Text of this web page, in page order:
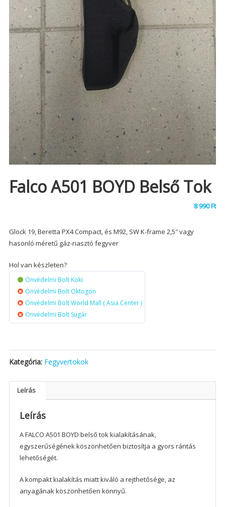
Falco A501 BOYD Belső Tok
8 990Ft
Glock 19, Beretta PX4 Compact, és M92, SW K-frame 2,5″ vagy
hasonló méretű gáz-riasztó fegyver
Hol van készleten?
Önvédelmi Bolt Köki
Önvédelmi Bolt Oktogon
Önvédelmi Bolt World Mall ( Asia Center )
Önvédelmi Bolt Sugár
Kategória: Fegyvertokok
Leírás
Leírás
A FALCO A501 BOYD belső tok kialakításának,
egyszerűségének köszönhetően biztosítja a gyors rántás
lehetőségét.
A kompakt kialakítás miatt kiváló a rejthetősége, az
anyagának köszönhetően könnyű.